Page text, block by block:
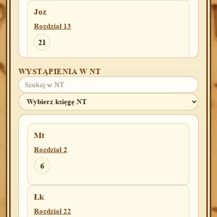
Joz
Rozdział 13
21
Sdz(A)
Rozdział 9
51
Rozdział 11
1Krl
Rozdział 15
WYSTĄPIENIA W NT
Mt
Rozdział 2
6
Łk
Rozdział 22